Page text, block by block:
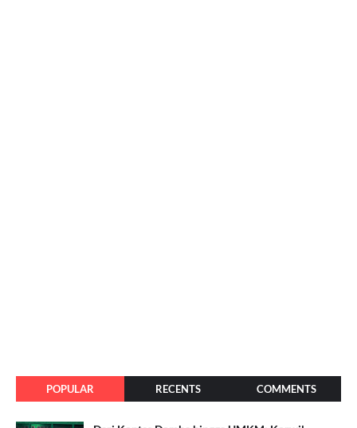
POPULAR RECENTS COMMENTS